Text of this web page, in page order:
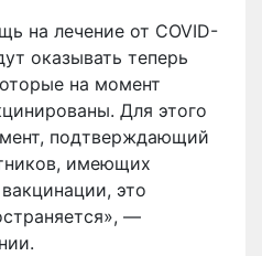
на лечение от COVID-
оказывать теперь
на момент
Для этого
подтверждающий
имеющих
это
—